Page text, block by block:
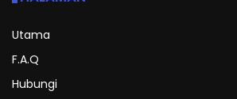
Utama
F.A.Q
Hubungi